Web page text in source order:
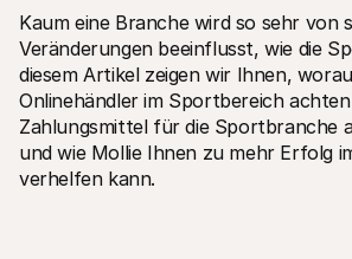
Developer-Portal
Entdecken Sie unsere Ressourcen und
Developer
Bibliotheken
Integrieren Sie Mollie mit unseren Plug-
Discord community
Werden Sie Teil der Entwickler-
Über Mollie
Preise
Kaum eine Branche wird so sehr von
Veränderungen beeinflusst, wie die
diesem Artikel zeigen wir Ihnen,
Onlinehändler im Sportbereich
Zahlungsmittel für die Sportbranche
und wie Mollie Ihnen zu mehr Erfolg
verhelfen kann.